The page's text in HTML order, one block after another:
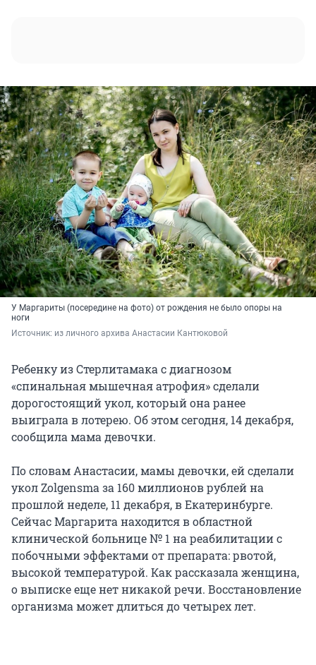
У Маргариты (посередине на фото) от рождения не было опоры на
ноги
Источник: из личного архива Анастасии Кантюковой
Ребенку из Стерлитамака с диагнозом
«спинальная мышечная атрофия» сделали
дорогостоящий укол, который она ранее
выиграла в лотерею. Об этом сегодня, 14 декабря,
сообщила мама девочки.
По словам Анастасии, мамы девочки, ей сделали
укол Zolgensma за 160 миллионов рублей на
прошлой неделе, 11 декабря, в Екатеринбурге.
Сейчас Маргарита находится в областной
клинической больнице № 1 на реабилитации с
побочными эффектами от препарата: рвотой,
высокой температурой. Как рассказала женщина,
о выписке еще нет никакой речи. Восстановление
организма может длиться до четырех лет.